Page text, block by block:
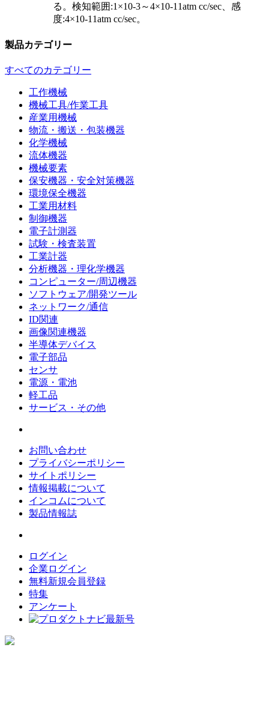
る。検知範囲:1×10-3～4×10-11atm cc/sec、感
度:4×10-11atm cc/sec。
製品カテゴリー
すべてのカテゴリー
工作機械
機械工具/作業工具
産業用機械
物流・搬送・包装機器
化学機械
流体機器
機械要素
保安機器・安全対策機器
環境保全機器
工業用材料
制御機器
電子計測器
試験・検査装置
工業計器
分析機器・理化学機器
コンピューター/周辺機器
ソフトウェア/開発ツール
ネットワーク/通信
ID関連
画像関連機器
半導体デバイス
電子部品
センサ
電源・電池
軽工品
サービス・その他
お問い合わせ
プライバシーポリシー
サイトポリシー
情報掲載について
インコムについて
製品情報誌
ログイン
企業ログイン
無料新規会員登録
特集
アンケート